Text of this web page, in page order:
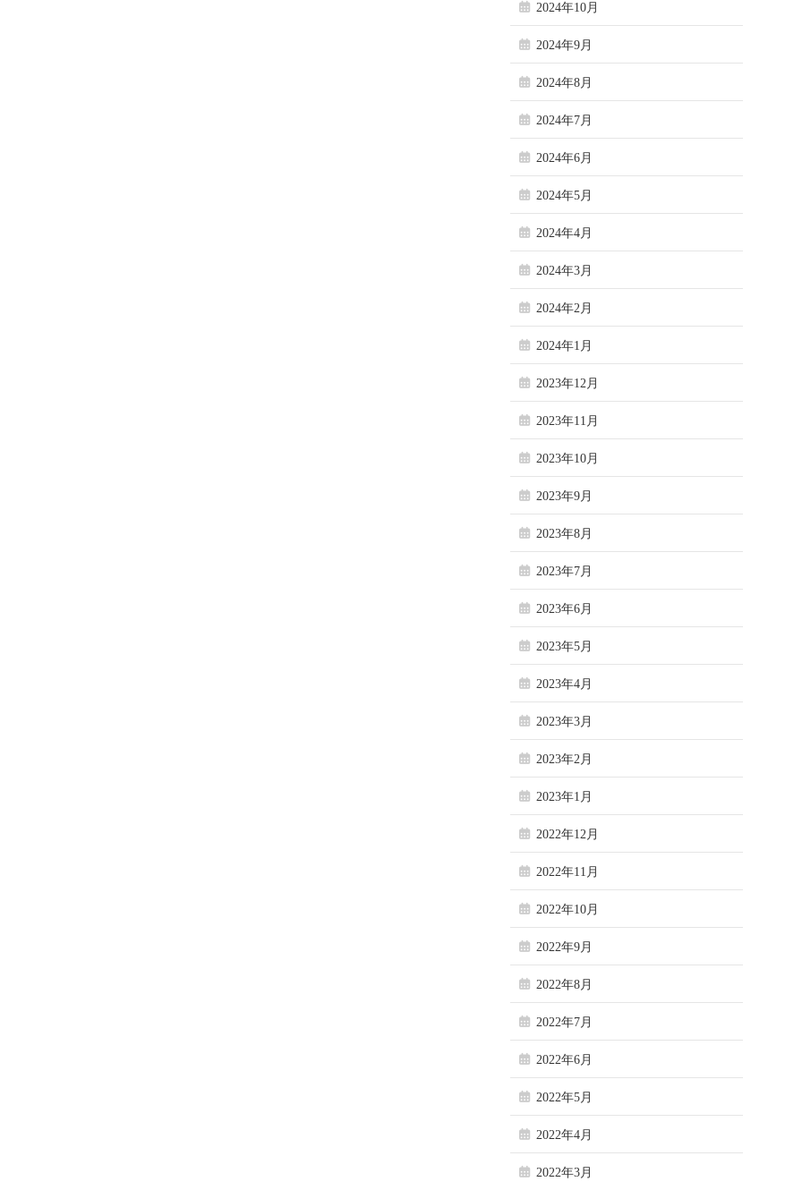
2024年10月
2024年9月
2024年8月
2024年7月
2024年6月
2024年5月
2024年4月
2024年3月
2024年2月
2024年1月
2023年12月
2023年11月
2023年10月
2023年9月
2023年8月
2023年7月
2023年6月
2023年5月
2023年4月
2023年3月
2023年2月
2023年1月
2022年12月
2022年11月
2022年10月
2022年9月
2022年8月
2022年7月
2022年6月
2022年5月
2022年4月
2022年3月